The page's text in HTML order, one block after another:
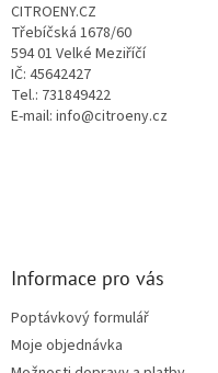
CITROENY.CZ
Třebíčská 1678/60
594 01 Velké Meziříčí
IČ: 45642427
Tel.: 731849422
E-mail: info@citroeny.cz
Informace pro vás
Poptávkový formulář
Moje objednávka